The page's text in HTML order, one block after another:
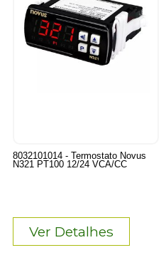
8032101014 - Termostato Novus
N321 PT100 12/24 VCA/CC
Ver Detalhes